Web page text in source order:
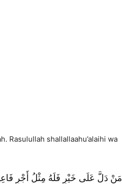
Rasulullah shallallaahu’alaihi wa
مَنْ دَلَّ عَلَى خَيْرٍ فَلَهُ مِثْلُ أَجْرِ